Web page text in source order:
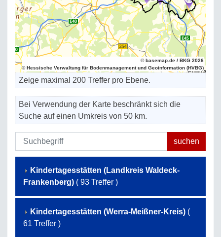
© basemap.de / BKG 2026
© Hessische Verwaltung für Bodenmanagement und Geoinformation (HVBG)
Zeige maximal 200 Treffer pro Ebene.
Bei Verwendung der Karte beschränkt sich die
Suche auf einen Umkreis von 50 km.
Kindertagesstätten (Landkreis Waldeck-
Frankenberg) ( 93 Treffer )
Kindertagesstätten (Werra-Meißner-Kreis) (
61 Treffer )